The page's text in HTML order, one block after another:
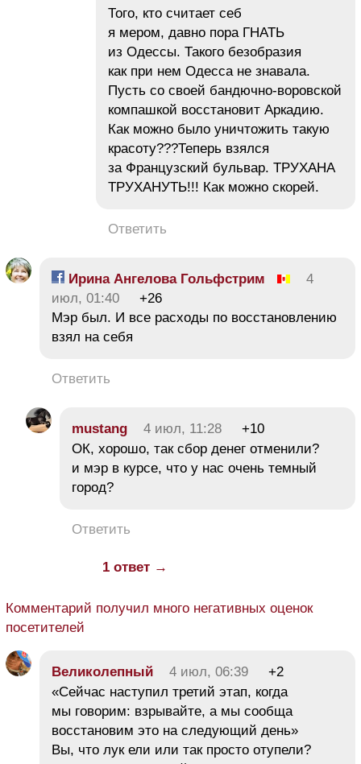
Того, кто считает себ
я мером, давно пора ГНАТЬ
из Одессы. Такого безобразия
как при нем Одесса не знавала.
Пусть со своей бандючно-воровской
компашкой восстановит Аркадию.
Как можно было уничтожить такую
красоту???Теперь взялся
за Французский бульвар. ТРУХАНА
ТРУХАНУТЬ!!! Как можно скорей.
Ответить
Ирина Ангелова Гольфстрим
4
июл, 01:40
+26
Мэр был. И все расходы по восстановлению
взял на себя
Ответить
mustang 4 июл, 11:28
+10
ОК, хорошо, так сбор денег отменили?
и мэр в курсе, что у нас очень темный
город?
Ответить
1 ответ →
Комментарий получил много негативных оценок
посетителей
Великолепный 4 июл, 06:39
+2
«Сейчас наступил третий этап, когда
мы говорим: взрывайте, а мы сообща
восстановим это на следующий день»
Вы, что лук ели или так просто отупели?